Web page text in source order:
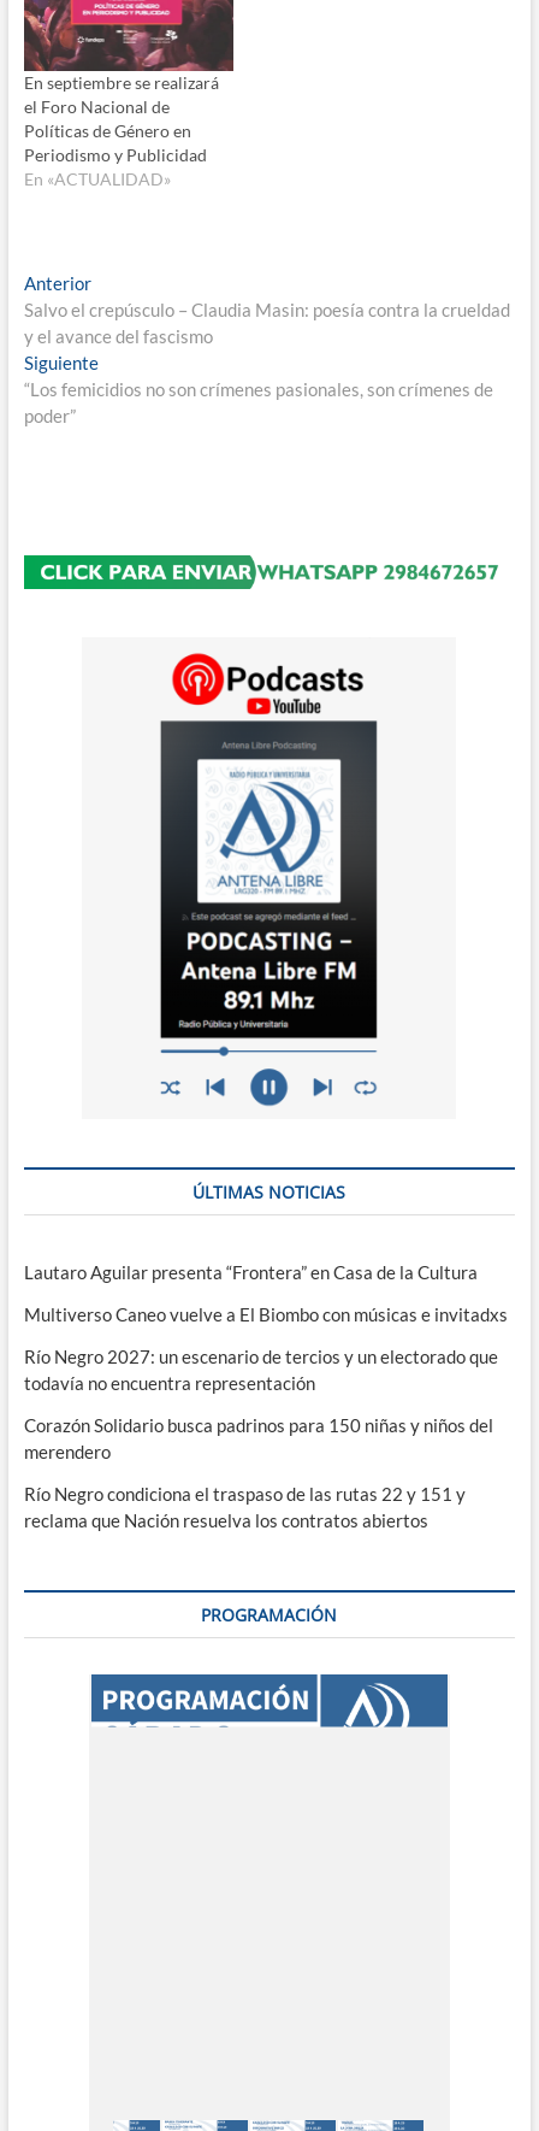
En septiembre se realizará
el Foro Nacional de
Políticas de Género en
Periodismo y Publicidad
En «ACTUALIDAD»
Navegación
de
entradas
AnteriorEntrada
anterior:
Salvo el crepúsculo – Claudia Masin: poesía contra la crueldad
y el avance del fascismo
SiguienteEntrada
siguiente:
“Los femicidios no son crímenes pasionales, son crímenes de
poder”
ÚLTIMAS NOTICIAS
Lautaro Aguilar presenta “Frontera” en Casa de la Cultura
Multiverso Caneo vuelve a El Biombo con músicas e invitadxs
Río Negro 2027: un escenario de tercios y un electorado que
todavía no encuentra representación
Corazón Solidario busca padrinos para 150 niñas y niños del
merendero
Río Negro condiciona el traspaso de las rutas 22 y 151 y
reclama que Nación resuelva los contratos abiertos
PROGRAMACIÓN